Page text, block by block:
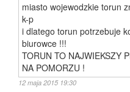
miasto wojewodzkie torun
k-p
i dlatego torun potrzebuje
biurowce !!!
TORUN TO NAJWIEKSZY
NA POMORZU !
12 maja 2015 19:30